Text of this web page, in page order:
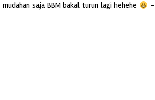
saja BBM bakal turun lagi hehehe
–